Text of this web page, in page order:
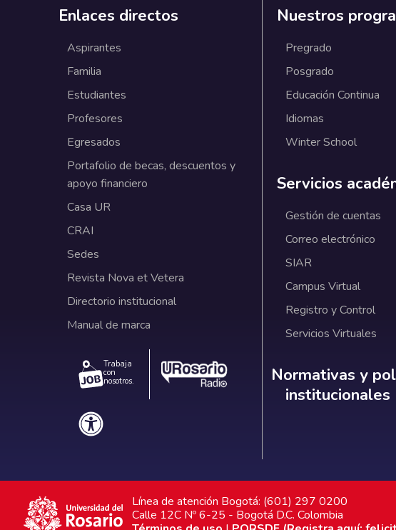
Enlaces directos
Aspirantes
Familia
Estudiantes
Profesores
Egresados
Portafolio de becas, descuentos y
apoyo financiero
Casa UR
CRAI
Sedes
Revista Nova et Vetera
Directorio institucional
Manual de marca
Trabaja
con
nosotros.
Nuestros
Pregrado
Posgrado
Educación Continua
Idiomas
Winter School
Servicios
Gestión de cuentas
Correo electrónico
SIAR
Campus Virtual
Registro y Control
Servicios Virtuales
Normativas y
Normativas y
institucionales
Línea de atención Bogotá: (601) 297 0200
Calle 12C Nº 6-25 - Bogotá D.C. Colombia